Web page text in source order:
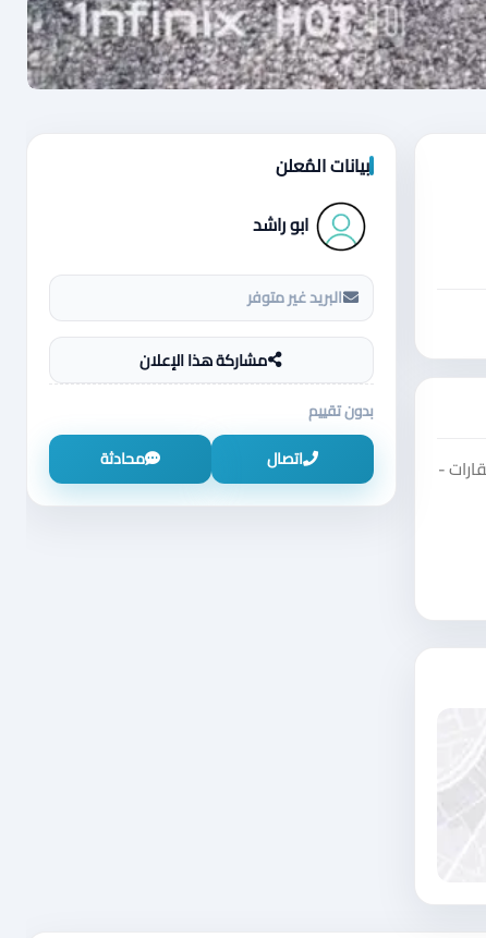
بيوت وعقارات -
بيانات المُعلن
ابو راشد
البريد غير متوفر
مشاركة هذا الإعلان
بدون تقييم
اتصال
محادثة